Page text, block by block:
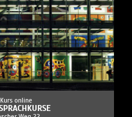
Kurs online